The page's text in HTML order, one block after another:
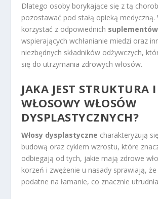
Dlatego osoby borykające się z tą
pozostawać pod stałą opieką medyczną.
korzystać z odpowiednich
wspierających wchłanianie miedzi oraz
niezbędnych składników odżywczych,
się do utrzymania zdrowych włosów.
JAKA JEST STRUKTURA
WŁOSOWY WŁOSÓW
DYSPLASTYCZNYCH?
Włosy dysplastyczne charakteryzują
budową oraz cyklem wzrostu, które
odbiegają od tych, jakie mają zdrowe
korzeń i zwężenie u nasady sprawiają,
podatne na łamanie, co znacznie